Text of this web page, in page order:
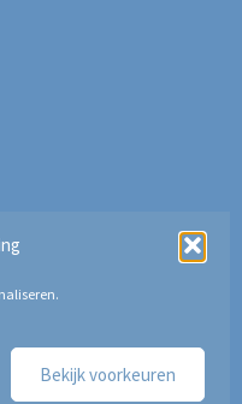
Bekijk voorkeuren